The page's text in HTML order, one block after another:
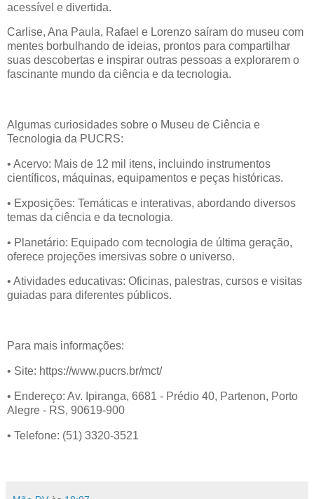
acessível e divertida.
Carlise, Ana Paula, Rafael e Lorenzo saíram do museu com
mentes borbulhando de ideias, prontos para compartilhar
suas descobertas e inspirar outras pessoas a explorarem o
fascinante mundo da ciência e da tecnologia.
Algumas curiosidades sobre o Museu de Ciência e
Tecnologia da PUCRS:
• Acervo: Mais de 12 mil itens, incluindo instrumentos
científicos, máquinas, equipamentos e peças históricas.
• Exposições: Temáticas e interativas, abordando diversos
temas da ciência e da tecnologia.
• Planetário: Equipado com tecnologia de última geração,
oferece projeções imersivas sobre o universo.
• Atividades educativas: Oficinas, palestras, cursos e visitas
guiadas para diferentes públicos.
Para mais informações:
• Site: https://www.pucrs.br/mct/
• Endereço: Av. Ipiranga, 6681 - Prédio 40, Partenon, Porto
Alegre - RS, 90619-900
• Telefone: (51) 3320-3521